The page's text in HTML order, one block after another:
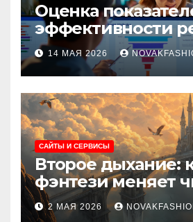
Оценка
эффективности
при атрибуции
множественных
касания
14 МАЯ 2026
САЙТЫ И СЕРВИСЫ
Второе дыхание:
фэнтези меняет
культуру
2 МАЯ 2026